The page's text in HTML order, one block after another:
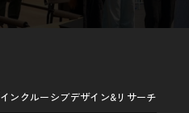
インクルーシブデザイン&リサーチ